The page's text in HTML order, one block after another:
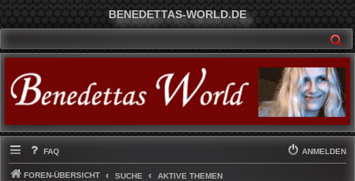
BENEDETTAS-WORLD.DE
FAQ ANMELDEN
FOREN-ÜBERSICHT SUCHE AKTIVE THEMEN